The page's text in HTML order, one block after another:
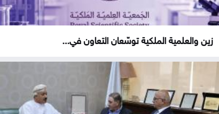
زين والعلمية الملكية توسّعان التعاون في...